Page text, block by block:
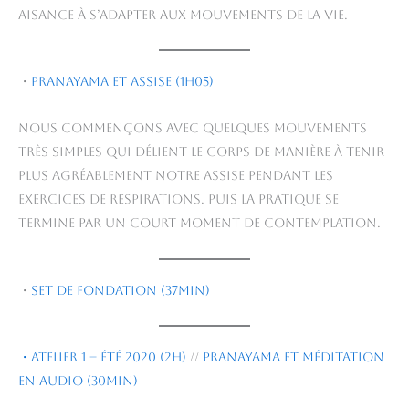
aisance à s’adapter aux mouvements de la vie.
・ Pranayama et assise (1h05)
Nous commençons avec quelques mouvements
très simples qui délient le corps de manière à tenir
plus agréablement notre assise pendant les
exercices de respirations. Puis la pratique se
termine par un court moment de contemplation.
・ Set de fondation (37min)
・Atelier 1 – été 2020 (2h) // Pranayama et méditation
en audio (30min)